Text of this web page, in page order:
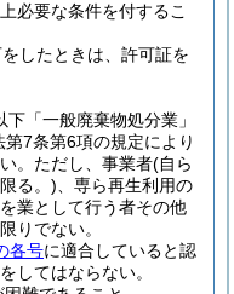
必要な条件を付するこ
したときは、許可証を
下「一般廃棄物処分業」
7条第6項の規定により
。 ただし、事業者(自ら
る。) 、専ら再生利用の
業として行う者その他
りでない。
各号に適合していると認
してはならない。